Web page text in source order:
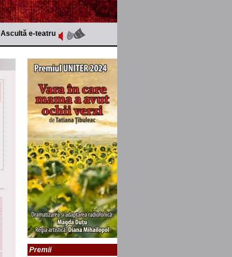
Ascultă e-teatru
Premii